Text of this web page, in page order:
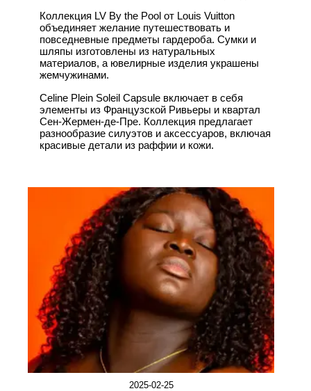
Коллекция LV By the Pool от Louis Vuitton
объединяет желание путешествовать и
повседневные предметы гардероба. Сумки и
шляпы изготовлены из натуральных
материалов, а ювелирные изделия украшены
жемчужинами.
Celine Plein Soleil Capsule включает в себя
элементы из Французской Ривьеры и квартал
Сен-Жермен-де-Пре. Коллекция предлагает
разнообразие силуэтов и аксессуаров, включая
красивые детали из раффии и кожи.
2025-02-25